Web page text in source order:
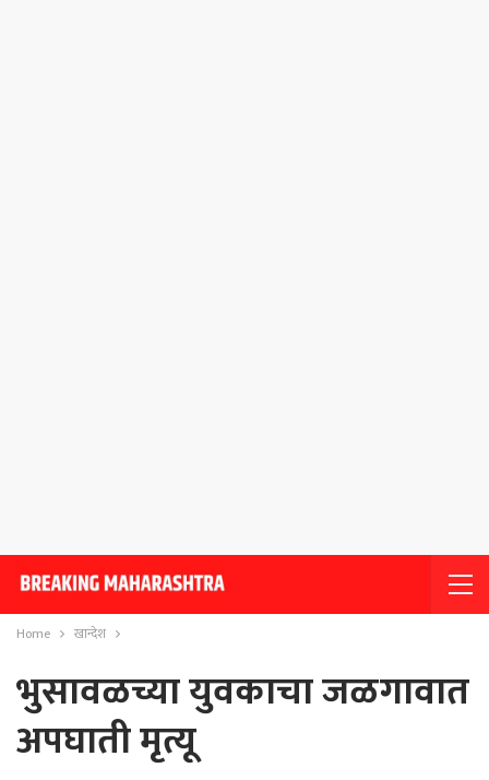
Home खान्देश
भुसावळच्या युवकाचा जळगावात
अपघाती मृत्यू